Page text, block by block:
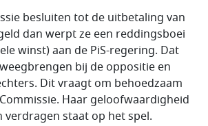
besluiten tot de uitbetaling van
dan werpt ze een reddingsboei
winst) aan de PiS-regering. Dat
bij de oppositie en
Dit vraagt om behoedzaam
Haar geloofwaardigheid
verdragen staat op het spel.